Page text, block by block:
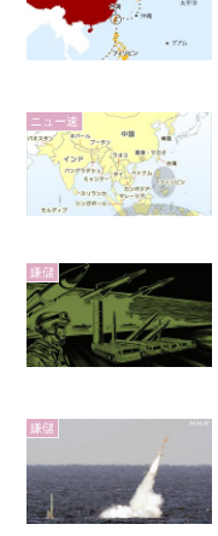
ニュー速
嫌儲
嫌儲